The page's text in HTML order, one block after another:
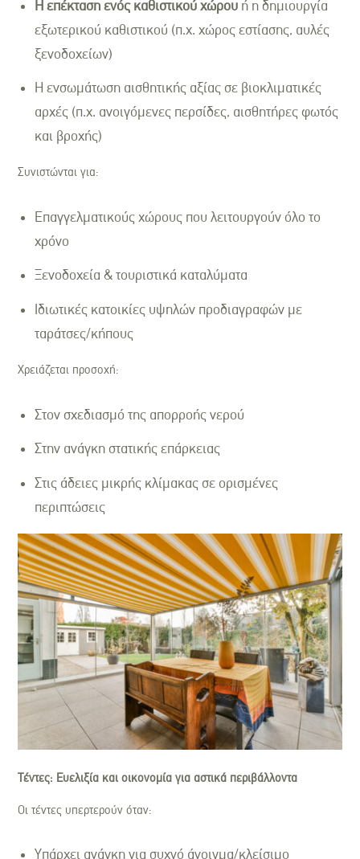
Η επέκταση ενός καθιστικού χώρουή η δημιουργία
εξωτερικού καθιστικού (π.χ. χώρος εστίασης, αυλές
ξενοδοχείων)
Η ενσωμάτωση αισθητικής αξίας σε βιοκλιματικές
αρχές (π.χ. ανοιγόμενες περσίδες, αισθητήρες φωτός
και βροχής)
Συνιστώνται για:
Επαγγελματικούς χώρους που λειτουργούν όλο το
χρόνο
Ξενοδοχεία & τουριστικά καταλύματα
Ιδιωτικές κατοικίες υψηλών προδιαγραφών με
ταράτσες/κήπους
Χρειάζεται προσοχή:
Στον σχεδιασμό της απορροής νερού
Στην ανάγκη στατικής επάρκειας
Στις άδειες μικρής κλίμακας σε ορισμένες
περιπτώσεις
Τέντες: Ευελιξία και οικονομία για αστικά περιβάλλοντα
Οι τέντες υπερτερούν όταν:
Υπάρχει ανάγκη για συχνό άνοιγμα/κλείσιμο